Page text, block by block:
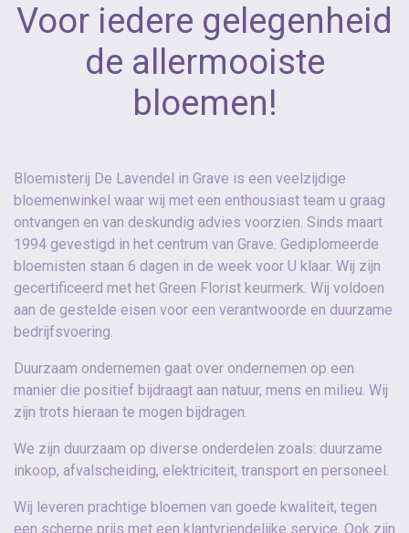
Voor iedere gelegenheid
de allermooiste
bloemen!
Bloemisterij De Lavendel in Grave is een veelzijdige
bloemenwinkel waar wij met een enthousiast team u graag
ontvangen en van deskundig advies voorzien. Sinds maart
1994 gevestigd in het centrum van Grave. Gediplomeerde
bloemisten staan 6 dagen in de week voor U klaar. Wij zijn
gecertificeerd met het Green Florist keurmerk. Wij voldoen
aan de gestelde eisen voor een verantwoorde en duurzame
bedrijfsvoering.
Duurzaam ondernemen gaat over ondernemen op een
manier die positief bijdraagt aan natuur, mens en milieu. Wij
zijn trots hieraan te mogen bijdragen.
We zijn duurzaam op diverse onderdelen zoals: duurzame
inkoop, afvalscheiding, elektriciteit, transport en personeel.
Wij leveren prachtige bloemen van goede kwaliteit, tegen
een scherpe prijs met een klantvriendelijke service. Ook zijn